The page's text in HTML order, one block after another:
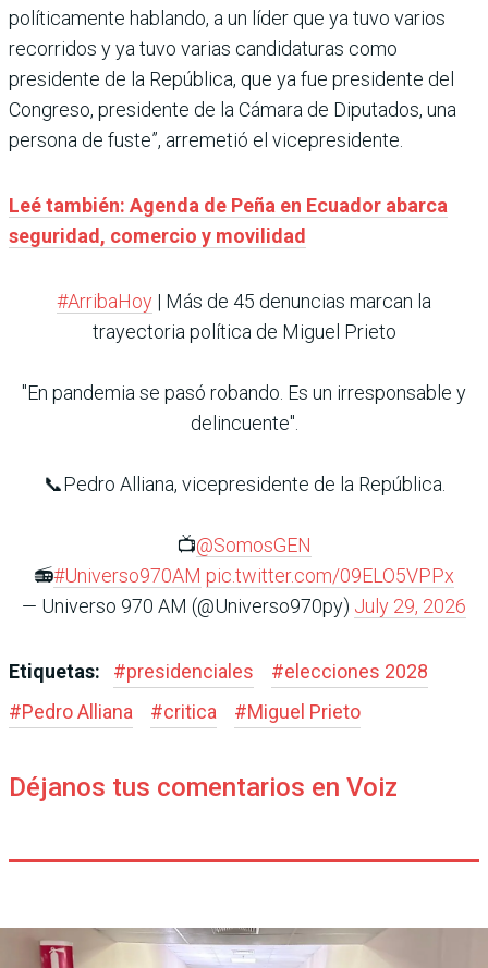
políticamente hablando, a un líder que ya tuvo varios
recorridos y ya tuvo varias candidaturas como
presidente de la República, que ya fue presidente del
Congreso, presidente de la Cámara de Diputados, una
persona de fuste”, arremetió el vicepresidente.
Leé también: Agenda de Peña en Ecuador abarca
seguridad, comercio y movilidad
#ArribaHoy | Más de 45 denuncias marcan la
trayectoria política de Miguel Prieto
"En pandemia se pasó robando. Es un irresponsable y
delincuente".
📞Pedro Alliana, vicepresidente de la República.
📺@SomosGEN
📻#Universo970AM pic.twitter.com/09ELO5VPPx
— Universo 970 AM (@Universo970py) July 29, 2026
Etiquetas: #presidenciales #elecciones 2028
#Pedro Alliana #critica #Miguel Prieto
Déjanos tus comentarios en Voiz